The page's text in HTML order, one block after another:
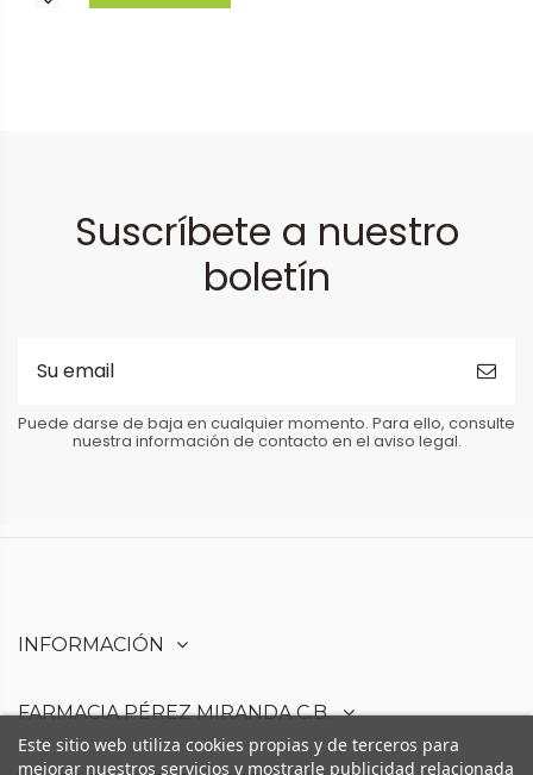
Suscríbete a nuestro
boletín
Puede darse de baja en cualquier momento. Para ello, consulte
nuestra información de contacto en el aviso legal.
INFORMACIÓN
FARMACIA PÉREZ MIRANDA C.B.
Este sitio web utiliza cookies propias y de terceros para
mejorar nuestros servicios y mostrarle publicidad relacionada